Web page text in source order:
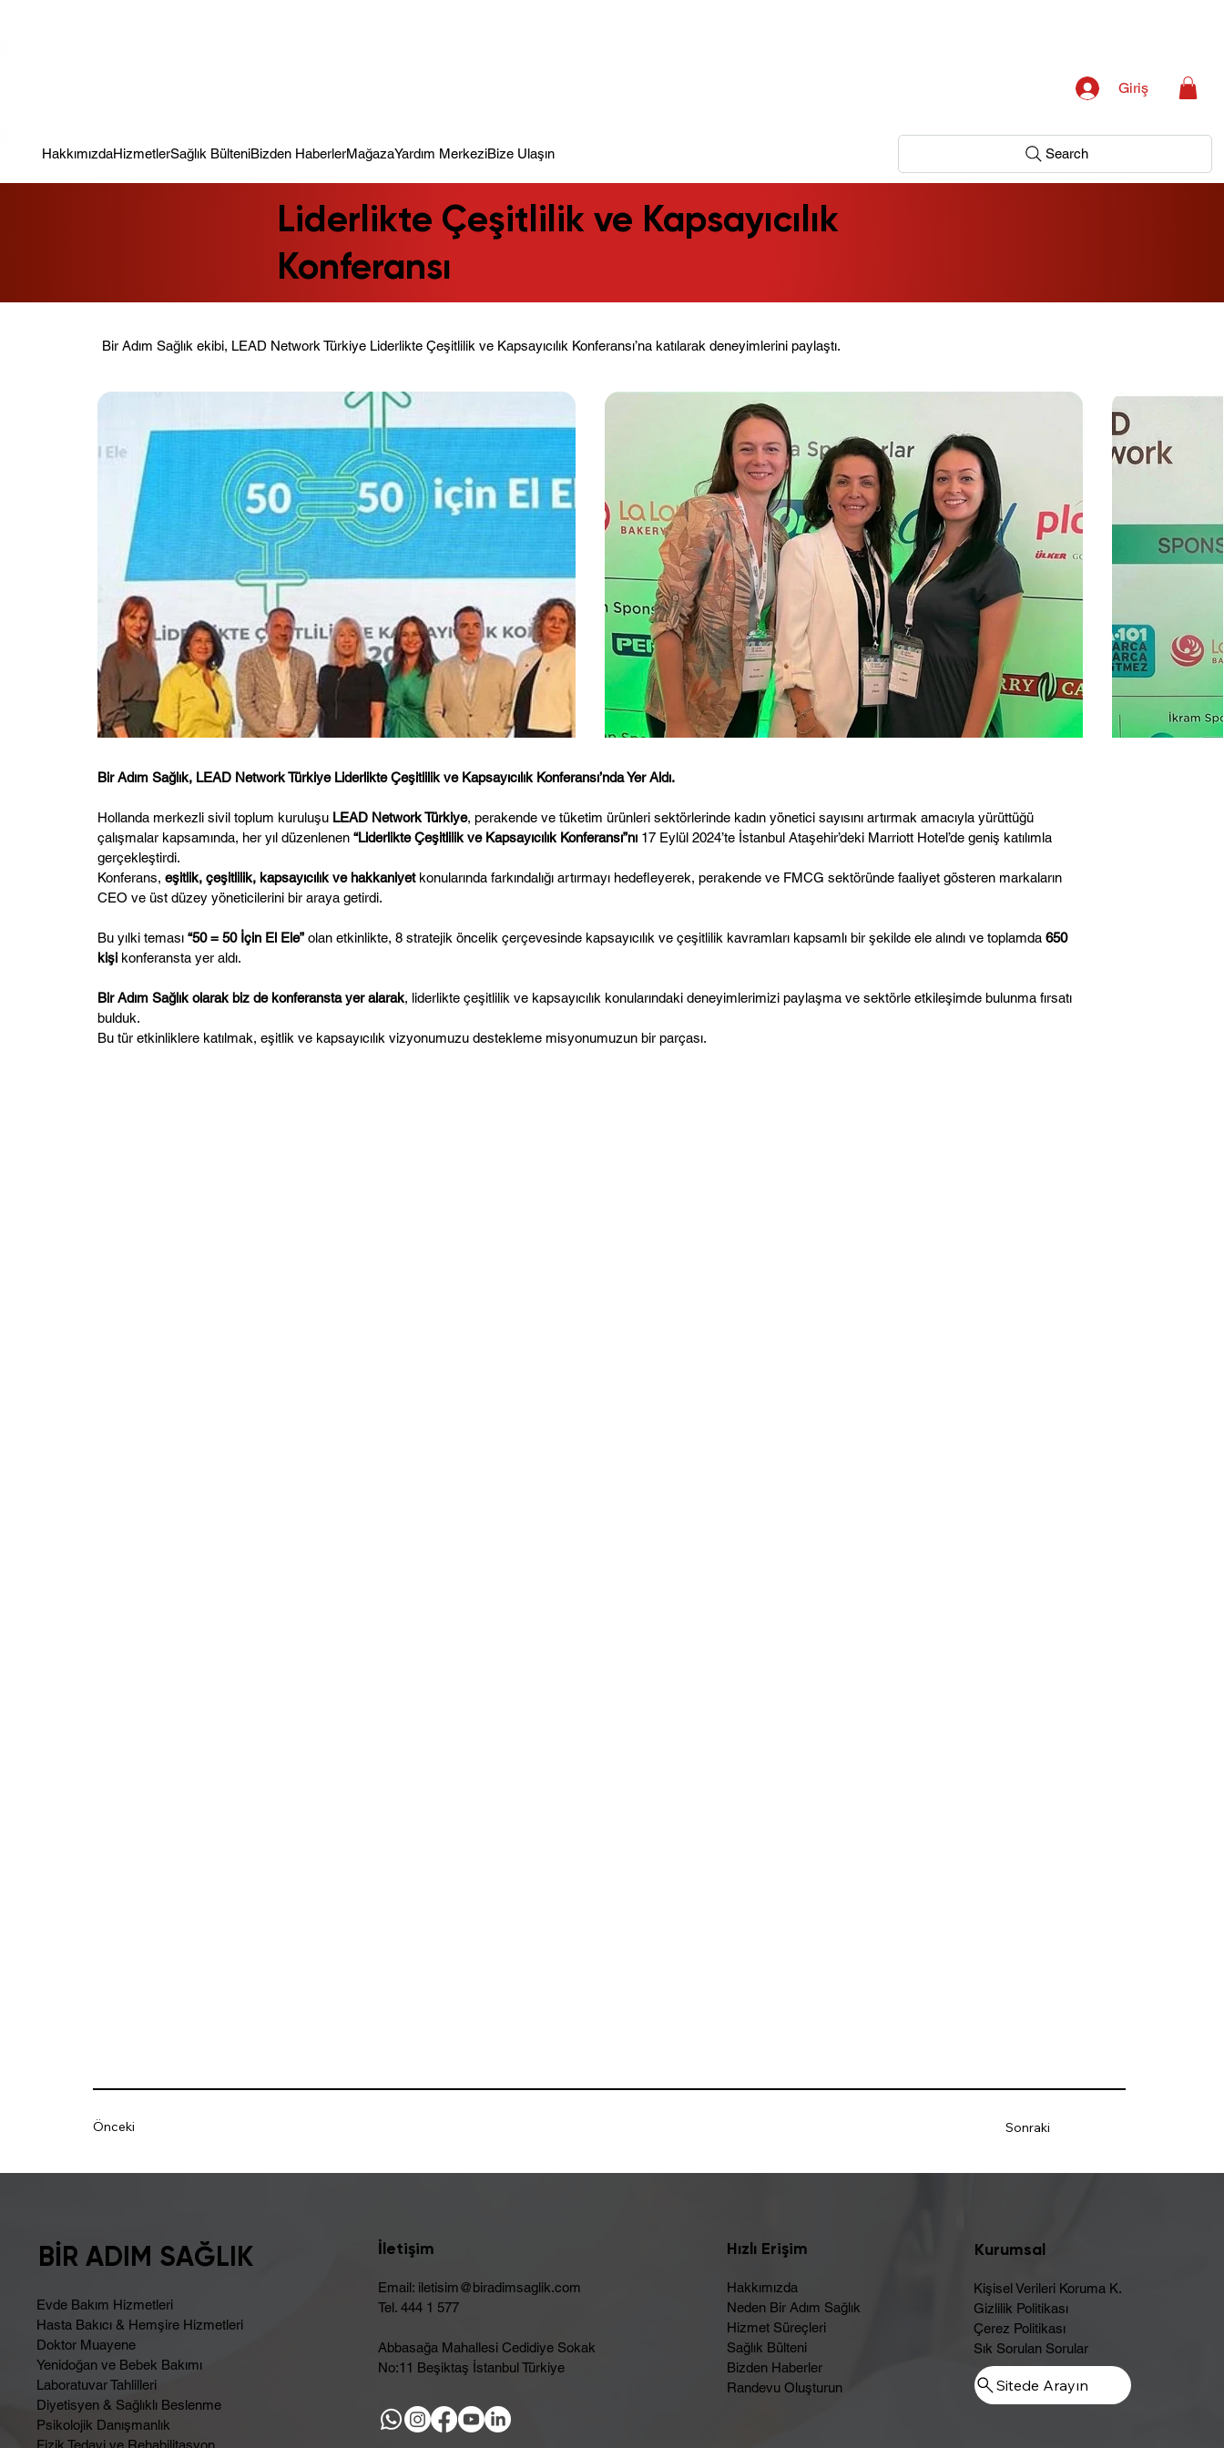
Giriş
HakkımızdaHizmetlerSağlık BülteniBizden HaberlerMağazaYardım MerkeziBize Ulaşın Search
Liderlikte Çeşitlilik ve Kapsayıcılık
Konferansı
Bir Adım Sağlık ekibi, LEAD Network Türkiye Liderlikte Çeşitlilik ve Kapsayıcılık Konferansı’na katılarak deneyimlerini paylaştı.
Bir Adım Sağlık, LEAD Network Türkiye Liderlikte Çeşitlilik ve Kapsayıcılık Konferansı’nda Yer Aldı.
Hollanda merkezli sivil toplum kuruluşu LEAD Network Türkiye, perakende ve tüketim ürünleri sektörlerinde kadın yönetici sayısını artırmak amacıyla yürüttüğü
çalışmalar kapsamında, her yıl düzenlenen “Liderlikte Çeşitlilik ve Kapsayıcılık Konferansı”nı17 Eylül 2024’te İstanbul Ataşehir’deki Marriott Hotel’de geniş katılımla
gerçekleştirdi.
Konferans, eşitlik, çeşitlilik, kapsayıcılık ve hakkaniyetkonularında farkındalığı artırmayı hedefleyerek, perakende ve FMCG sektöründe faaliyet gösteren markaların
CEO ve üst düzey yöneticilerini bir araya getirdi.
Bu yılki teması “50 = 50 İçin El Ele”olan etkinlikte, 8 stratejik öncelik çerçevesinde kapsayıcılık ve çeşitlilik kavramları kapsamlı bir şekilde ele alındı ve toplamda 650
kişikonferansta yer aldı.
Bir Adım Sağlık olarak biz de konferansta yer alarak, liderlikte çeşitlilik ve kapsayıcılık konularındaki deneyimlerimizi paylaşma ve sektörle etkileşimde bulunma fırsatı
bulduk.
Bu tür etkinliklere katılmak, eşitlik ve kapsayıcılık vizyonumuzu destekleme misyonumuzun bir parçası.
Önceki Sonraki
BİR ADIM SAĞLIK
Evde Bakım Hizmetleri
Hasta Bakıcı & Hemşire Hizmetleri
Doktor Muayene
Yenidoğan ve Bebek Bakımı
Laboratuvar Tahlilleri
Diyetisyen & Sağlıklı Beslenme
Psikolojik Danışmanlık
İletişim
Email: iletisim@biradimsaglik.com
Tel. 444 1 577
Abbasağa Mahallesi Cedidiye Sokak
No:11 Beşiktaş İstanbul Türkiye
Hızlı Erişim
Hakkımızda
Neden Bir Adım Sağlık
Hizmet Süreçleri
Sağlık Bülteni
Bizden Haberler
Randevu Oluşturun​
Kurumsal
Kişisel Verileri Koruma K.
Gizlilik Politikası
Çerez Politikası
Sık Sorulan Sorular
Sitede Arayın